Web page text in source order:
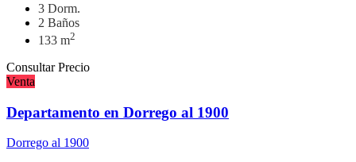
3 Dorm.
2 Baños
133 m2
Consultar Precio
Venta
Departamento en Dorrego al 1900
Dorrego al 1900